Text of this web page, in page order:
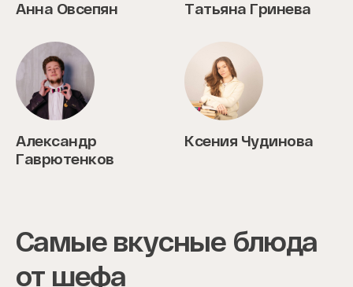
Анна Овсепян Татьяна Гринева
Александр
Гаврютенков
Ксения Чудинова
Самые вкусные блюда
от шефа